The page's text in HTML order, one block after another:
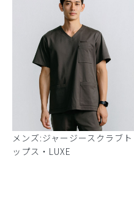
メンズ:ジャージースクラブト
ップス・LUXE